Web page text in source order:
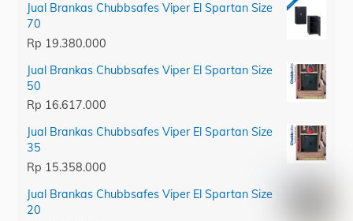
Jual Brankas Chubbsafes Viper El Spartan Size
70
Rp 19.380.000
Jual Brankas Chubbsafes Viper El Spartan Size
50
Rp 16.617.000
Jual Brankas Chubbsafes Viper El Spartan Size
35
Rp 15.358.000
Jual Brankas Chubbsafes Viper El Spartan Size
20